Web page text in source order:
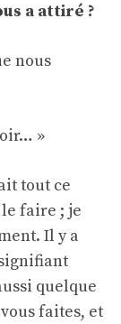
a attiré ?
nous
»
tout ce
faire ; je
Il y a
quelque
faites, et